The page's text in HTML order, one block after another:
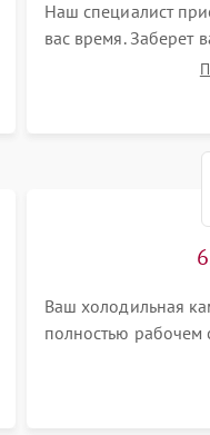
Наш специалист
вас время. Заберет
привезет на склад
Ваш холодильная
полностью рабочем